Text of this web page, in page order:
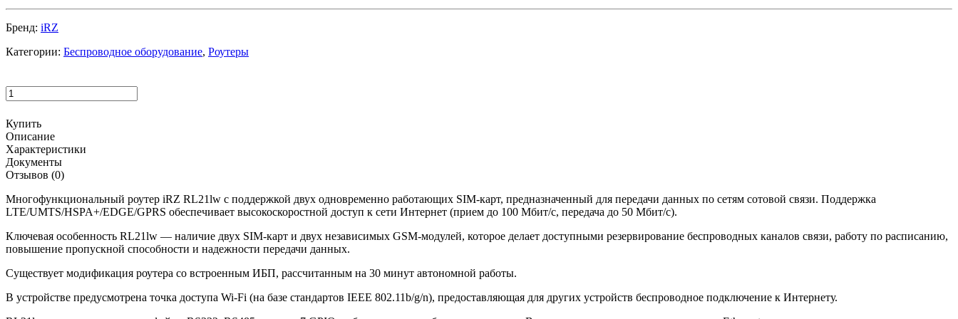
Бренд: iRZ
Категории: Беспроводное оборудование, Роутеры
Купить
Описание
Характеристики
Документы
Отзывов (0)
Многофункциональный роутер iRZ RL21lw с поддержкой двух одновременно работающих SIM-карт, предназначенный для передачи данных по сетям сотовой связи. Поддержка
LTE/UMTS/HSPA+/EDGE/GPRS обеспечивает высокоскоростной доступ к сети Интернет (прием до 100 Мбит/с, передача до 50 Мбит/с).
Ключевая особенность RL21lw — наличие двух SIM-карт и двух независимых GSM-модулей, которое делает доступными резервирование беспроводных каналов связи, работу по расписанию,
повышение пропускной способности и надежности передачи данных.
Существует модификация роутера со встроенным ИБП, рассчитанным на 30 минут автономной работы.
В устройстве предусмотрена точка доступа Wi-Fi (на базе стандартов IEEE 802.11b/g/n), предоставляющая для других устройств беспроводное подключение к Интернету.